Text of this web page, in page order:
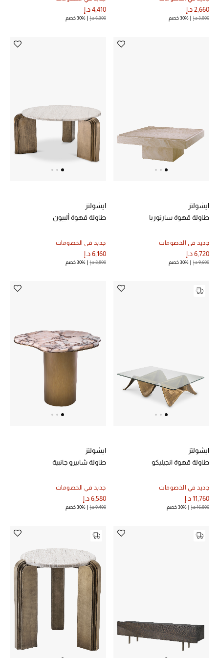
جميع مستحضرات الجمال
الجديد في عالم الجمال
العطور
المكياج
الصحة والعافية
دليل مستلزمات الجمال
أبرز الماركات
عطور الربيع
خصومات
2,660 د.إ
3,800 د.إ 30% خصم
4,410 د.إ
6,300 د.إ 30% خصم
ايشولتز
طاولة قهوة سارتوريا
جديد في الخصومات
6,720 د.إ
9,600 د.إ 30% خصم
ايشولتز
طاولة قهوة ألبيون
جديد في الخصومات
6,160 د.إ
8,800 د.إ 30% خصم
ايشولتز
طاولة قهوة انجيليكو
جديد في الخصومات
11,760 د.إ
16,800 د.إ 30% خصم
ايشولتز
طاولة شابيرو جانبية
جديد في الخصومات
6,580 د.إ
9,400 د.إ 30% خصم